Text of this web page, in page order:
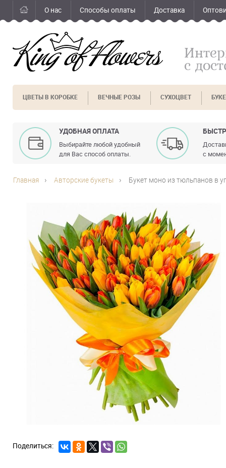
О нас Способы оплаты Доставка
с
ЦВЕТЫ В КОРОБКЕ ВЕЧНЫЕ РОЗЫ СУХОЦВЕТ
УДОБНАЯ ОПЛАТА
Выбирайте любой удобный
для Вас способ оплаты.
с
Главная Авторские букеты Букет моно из тюльпанов в